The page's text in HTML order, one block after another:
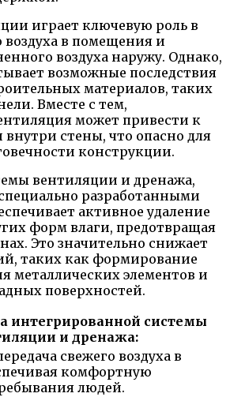
играет ключевую роль в
воздуха в помещения и
воздуха наружу. Однако,
возможные последствия
материалов, таких
Вместе с тем,
может привести к
стены, что опасно для
конструкции.
вентиляции и дренажа,
разработанными
активное удаление
форм влаги, предотвращая
Это значительно снижает
таких как формирование
металлических элементов и
поверхностей.
интегрированной системы
и дренажа:
свежего воздуха в
комфортную
людей.